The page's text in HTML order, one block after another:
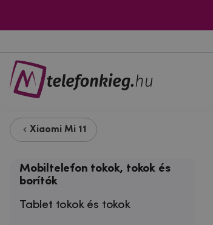
Xiaomi Mi 11
Mobiltelefon tokok, tokok és
borítók
Tablet tokok és tokok